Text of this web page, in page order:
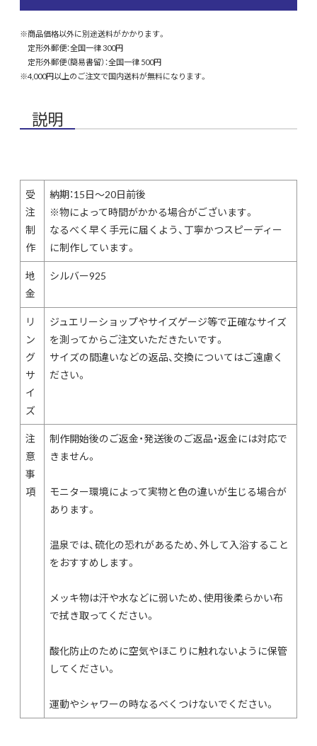
※商品価格以外に別途送料がかかります。
定形外郵便：全国一律 300円
定形外郵便（簡易書留）：全国一律 500円
※4,000円以上のご注文で国内送料が無料になります。
説明
受
注
制
作
納期：15日〜20日前後
※物によって時間がかかる場合がございます。
なるべく早く手元に届くよう、丁寧かつスピーディー
に制作しています。
地
金
シルバー925
リ
ン
グ
サ
イ
ズ
ジュエリーショップやサイズゲージ等で正確なサイズ
を測ってからご注文いただきたいです。
サイズの間違いなどの返品、交換についてはご遠慮く
ださい。
注
意
事
項
制作開始後のご返金・発送後のご返品・返金には対応で
きません。
モニター環境によって実物と色の違いが生じる場合が
あります。
温泉では、硫化の恐れがあるため、外して入浴すること
をおすすめします。
メッキ物は汗や水などに弱いため、使用後柔らかい布
で拭き取ってください。
酸化防止のために空気やほこりに触れないように保管
してください。
運動やシャワーの時なるべくつけないでください。